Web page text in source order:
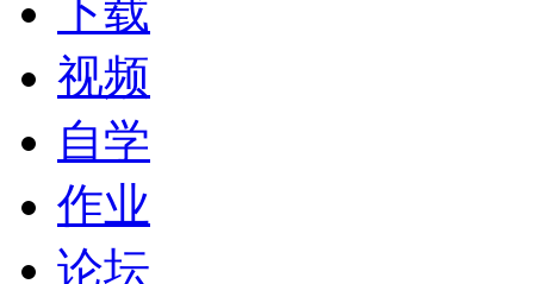
下载
视频
自学
作业
论坛